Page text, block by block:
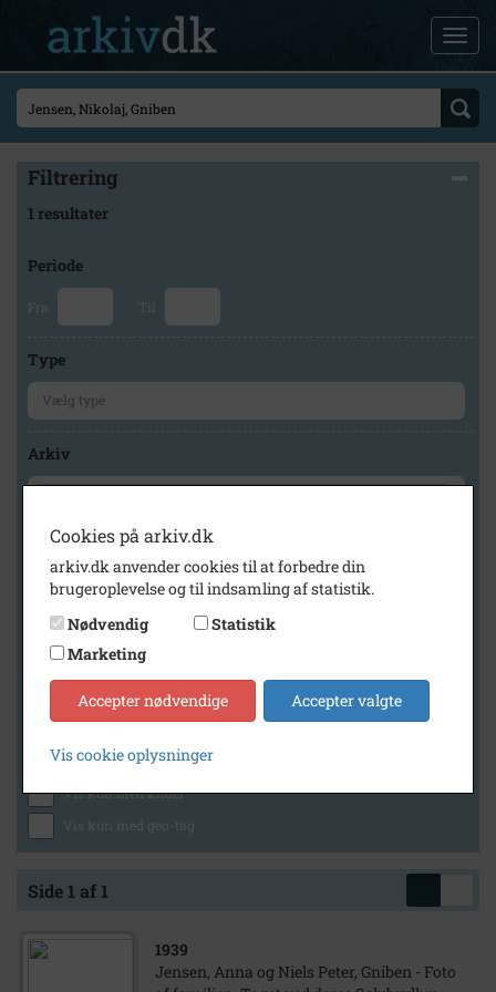
Filtrering
1 resultater
Periode
Fra Til
Type
Arkiv
Geografi
Generelt
Vis kun med billeder
Vis kun med lydklip
Vis kun med kilder
Vis kun med geo-tag
Side 1 af 1
1939
Jensen, Anna og Niels Peter, Gniben - Foto
Cookies på arkiv.dk
arkiv.dk anvender cookies til at forbedre din
brugeroplevelse og til indsamling af statistik.
Nødvendig
Statistik
Marketing
Accepter nødvendige Accepter valgte
Vis cookie oplysninger